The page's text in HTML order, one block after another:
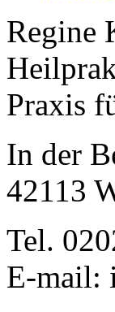
Regine
Praxis
In der
42113
Tel.
E-mail: